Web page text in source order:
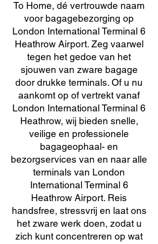
To Home, dé vertrouwde naam
voor bagagebezorging op
London International Terminal 6
Heathrow Airport. Zeg vaarwel
tegen het gedoe van het
sjouwen van zware bagage
door drukke terminals. Of u nu
aankomt op of vertrekt vanaf
London International Terminal 6
Heathrow, wij bieden snelle,
veilige en professionele
bagageophaal- en
bezorgservices van en naar alle
terminals van London
International Terminal 6
Heathrow Airport. Reis
handsfree, stressvrij en laat ons
het zware werk doen, zodat u
zich kunt concentreren op wat